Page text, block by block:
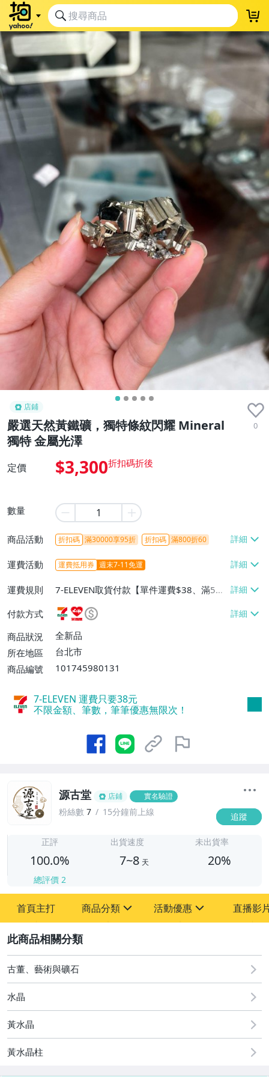
店鋪
嚴選天然黃鐵礦，獨特條紋閃耀 Mineral
獨特 金屬光澤
0
定價 $3,300
數量
商品活動 折扣碼 滿30000享95折 折扣碼 滿800折60
運費活動 運費抵用券 週末7-11免運
運費規則
7-ELEVEN取貨付款【單件運費$38、滿5件
或消費滿$1298免運費】、7-ELEVEN取貨
不付款【免運費】、萊爾富取貨付款【單件
運費$60、滿5件或消費滿$1298免運
費】、宅配/貨運【單件運費$120、滿5件
付款方式
商品狀況
全新品
所在地區
台北市
商品編號
101745980131
7-ELEVEN 運費只要38元
不限金額、筆數，筆筆優惠無限次！
源古堂 店鋪 實名驗證
粉絲數 7 15分鐘前上線 追蹤
正評
100.0%
總評價 2
出貨速度
7~8 天
未出貨率
20%
首頁主打 商品分類
其它
活動優惠
[全店] 周年慶
[全店] 粉絲專享
直播影
古董、藝術與礦石
水晶
黃水晶
黃水晶柱